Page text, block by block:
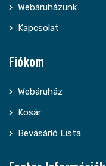
Webáruházunk
Kapcsolat
Fiókom
Webáruház
Kosár
Bevásárló Lista